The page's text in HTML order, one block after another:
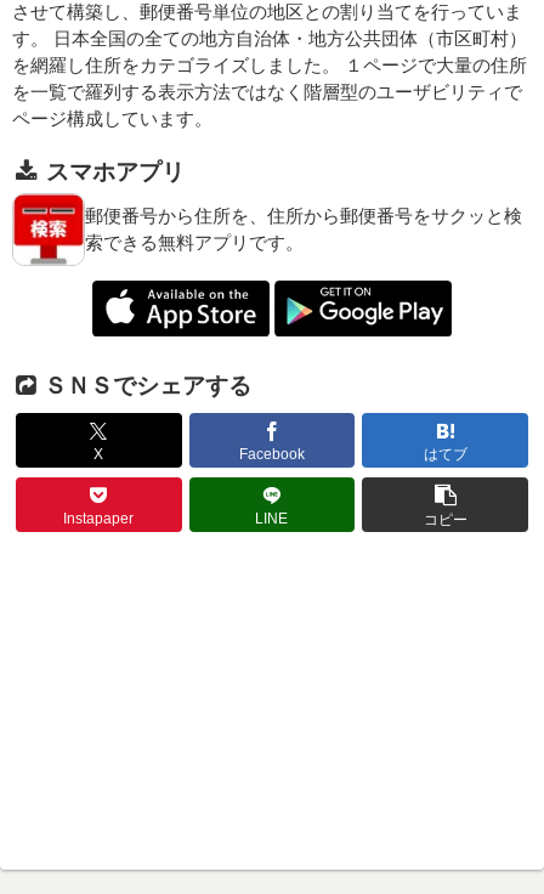
させて構築し、郵便番号単位の地区との割り当てを行っていま
す。 日本全国の全ての地方自治体・地方公共団体（市区町村）
を網羅し住所をカテゴライズしました。 １ページで大量の住所
を一覧で羅列する表示方法ではなく階層型のユーザビリティで
ページ構成しています。
スマホアプリ
郵便番号から住所を、住所から郵便番号をサクッと検
索できる無料アプリです。
ＳＮＳでシェアする
X Facebook はてブ
Instapaper LINE コピー